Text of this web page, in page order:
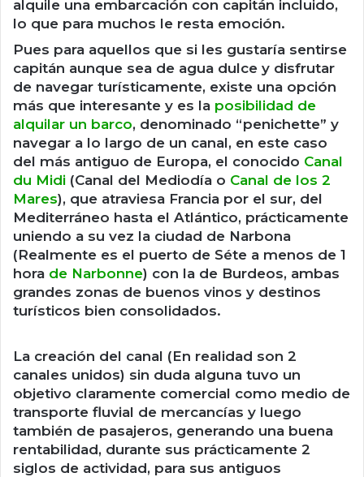
alquile una embarcación con capitán incluido,
lo que para muchos le resta emoción.
Pues para aquellos que si les gustaría sentirse
capitán aunque sea de agua dulce y disfrutar
de navegar turísticamente, existe una opción
más que interesante y es la posibilidad de
alquilar un barco, denominado “penichette” y
navegar a lo largo de un canal, en este caso
del más antiguo de Europa, el conocido Canal
du Midi (Canal del Mediodía o Canal de los 2
Mares), que atraviesa Francia por el sur, del
Mediterráneo hasta el Atlántico, prácticamente
uniendo a su vez la ciudad de Narbona
(Realmente es el puerto de Séte a menos de 1
hora de Narbonne) con la de Burdeos, ambas
grandes zonas de buenos vinos y destinos
turísticos bien consolidados.
La creación del canal (En realidad son 2
canales unidos) sin duda alguna tuvo un
objetivo claramente comercial como medio de
transporte fluvial de mercancías y luego
también de pasajeros, generando una buena
rentabilidad, durante sus prácticamente 2
siglos de actividad, para sus antiguos